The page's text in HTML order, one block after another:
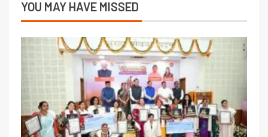
YOU MAY HAVE MISSED